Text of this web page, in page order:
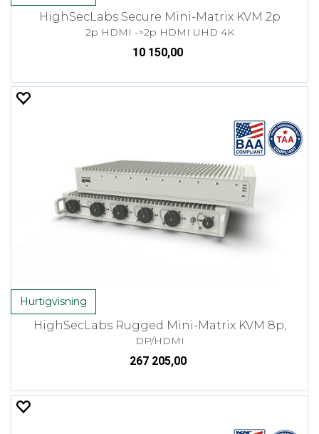
HighSecLabs Secure Mini-Matrix KVM 2p
2p HDMI ->2p HDMI UHD 4K
10 150,00
Hurtigvisning
HighSecLabs Rugged Mini-Matrix KVM 8p,
DP/HDMI
267 205,00